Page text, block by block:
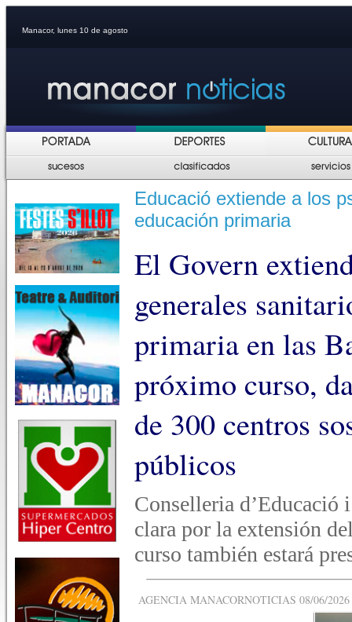
Manacor, lunes 10 de agosto
Educació extiende a los
educación primaria
El Govern
generales
primaria en las
próximo curso,
de 300 centros
públicos
Conselleria d’Educació
clara por la extensión
curso también estará
AGENCIA MANACORNOTICIAS 08/06/